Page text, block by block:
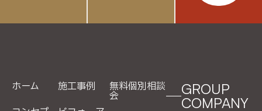
ホーム
施工事例
無料個別相談
会
GROUP
COMPANY